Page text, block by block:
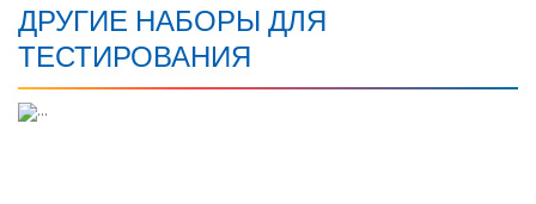
ДРУГИЕ НАБОРЫ ДЛЯ
ТЕСТИРОВАНИЯ